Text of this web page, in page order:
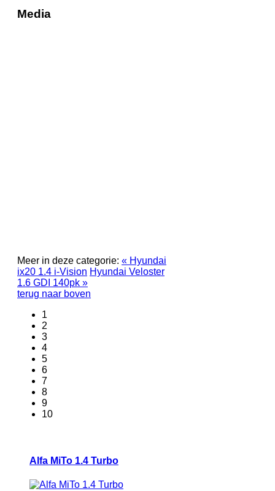
Media
Meer in deze categorie: « Hyundai
ix20 1.4 i-Vision Hyundai Veloster
1.6 GDI 140pk »
terug naar boven
1
2
3
4
5
6
7
8
9
10
Alfa MiTo 1.4 Turbo